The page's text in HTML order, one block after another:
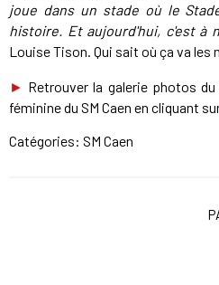
joue dans un stade où le
histoire. Et aujourd'hui, c'est à
Louise Tison. Qui sait où ça va les
► Retrouver la galerie photos
féminine du SM Caen en cliquant
Catégories: SM Caen